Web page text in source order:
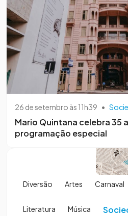
26 de setembro às 11h39 •
Mario Quintana celebra 35
programação especial
Diversão Artes Carnaval
Literatura Música